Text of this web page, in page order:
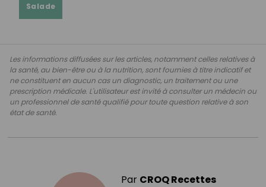
Salade
Les informations diffusées sur les articles, notamment celles relatives à
la santé, au bien-être ou à la nutrition, sont fournies à titre indicatif et
ne constituent en aucun cas un diagnostic, un traitement ou une
prescription médicale. L'utilisateur est invité à consulter un médecin ou
un professionnel de santé qualifié pour toute question relative à son
état de santé.
Par CROQ Recettes